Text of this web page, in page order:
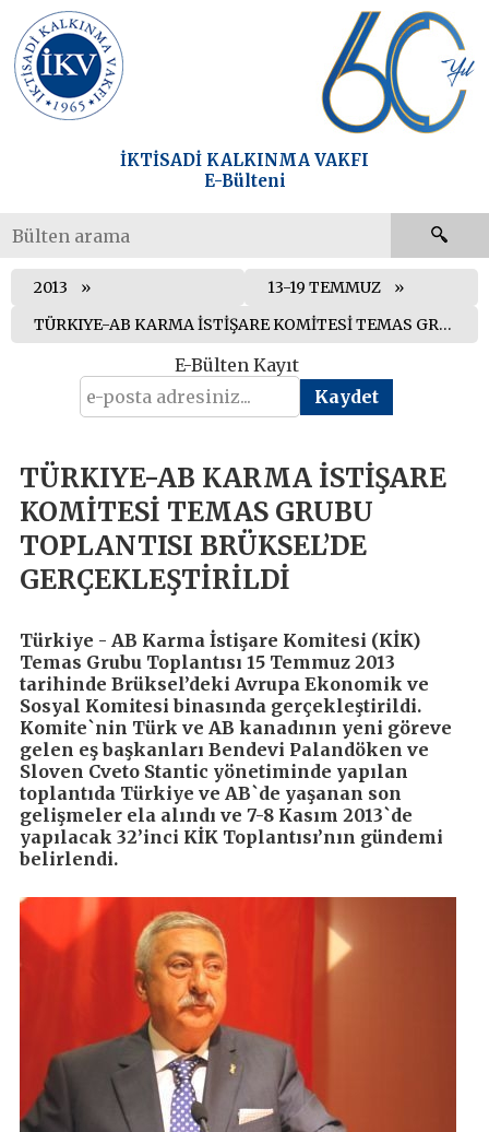
İKTİSADİ KALKINMA VAKFI
E-Bülteni
2013
13-19 TEMMUZ
TÜRKIYE-AB KARMA İSTİŞARE KOMİTESİ TEMAS GRUBU TOPLANTISI BRÜKSEL’DE GERÇEKLEŞTİRİLDİ
E-Bülten Kayıt
TÜRKIYE-AB KARMA İSTİŞARE
KOMİTESİ TEMAS GRUBU
TOPLANTISI BRÜKSEL’DE
GERÇEKLEŞTİRİLDİ
Türkiye - AB Karma İstişare Komitesi (KİK)
Temas Grubu Toplantısı 15 Temmuz 2013
tarihinde Brüksel’deki Avrupa Ekonomik ve
Sosyal Komitesi binasında gerçekleştirildi.
Komite`nin Türk ve AB kanadının yeni göreve
gelen eş başkanları Bendevi Palandöken ve
Sloven Cveto Stantic yönetiminde yapılan
toplantıda Türkiye ve AB`de yaşanan son
gelişmeler ela alındı ve 7-8 Kasım 2013`de
yapılacak 32’inci KİK Toplantısı’nın gündemi
belirlendi.